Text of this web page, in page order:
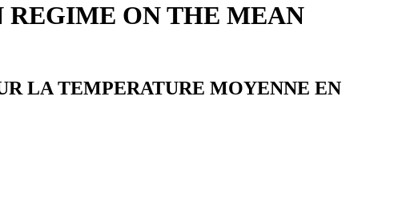
REGIME ON THE MEAN
LA TEMPERATURE MOYENNE EN